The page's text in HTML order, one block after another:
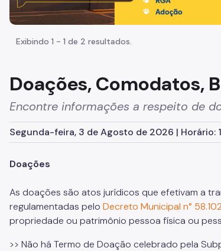
Exibindo 1 - 1 de 2 resultados.
Doações, Comodatos,
Encontre informações a respeito de
Segunda-feira, 3 de Agosto de 2026 | Horário:
Doações
As doações são atos jurídicos que efetivam a
regulamentadas pelo Decreto Municipal n°
propriedade ou patrimônio pessoa física ou
>> Não há Termo de Doação celebrado pela